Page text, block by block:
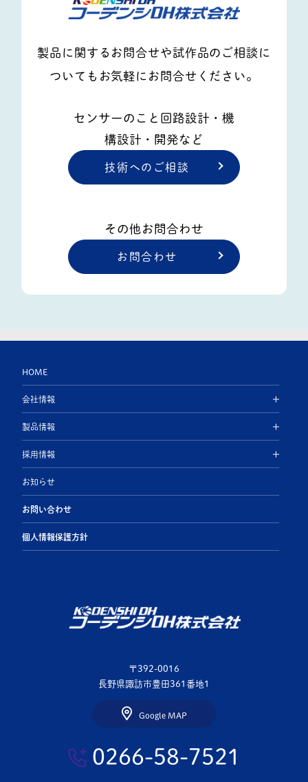
製品に関するお問合せや試作品のご相談に
ついてもお気軽にお問合せください。
センサーのこと回路設計・機
構設計・開発など
技術へのご相談
その他お問合わせ
お問合わせ
〒392-0016
長野県諏訪市豊田361番地1
Google MAP
0266-58-7521
HOME
会社情報
製品情報
採用情報
お知らせ
お問い合わせ
個人情報保護方針